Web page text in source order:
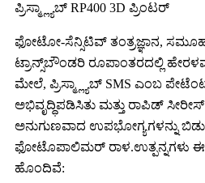
ಪ್ರಿಸ್ಮ್ಲ್ಯಾಬ್ RP400 3D ಪ್ರಿಂಟರ್
ಫೋಟೋ-ಸೆನ್ಸಿಟಿವ್ ತಂತ್ರಜ್ಞಾನ, ಸಮೂಹ
ಟ್ರಾನ್ಸ್‌ಬೌಂಡರಿ ರೂಪಾಂತರದಲ್ಲಿ
ಮೇಲೆ, ಪ್ರಿಸ್ಮ್ಲ್ಯಾಬ್ SMS ಎಂಬ
ಅಭಿವೃದ್ಧಿಪಡಿಸಿತು ಮತ್ತು ರಾಪಿಡ್ ಸೀರೀಸ್
ಅನುಗುಣವಾದ ಉಪಭೋಗ್ಯಗಳನ್ನು
ಫೋಟೊಪಾಲಿಮರ್ ರಾಳ.ಉತ್ಪನ್ನಗಳು ಈ
ಹೊಂದಿವೆ: